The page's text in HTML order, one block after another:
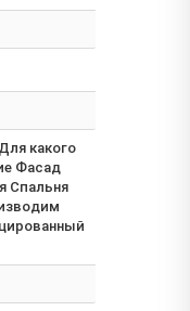
какого
Фасад
Спальня